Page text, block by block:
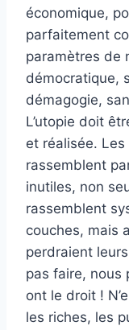
économique,
parfaitement
paramètres de
démocratique,
démagogie,
L’utopie doit
et réalisée.
rassemblent
inutiles, non
rassemblent
couches, mais
perdraient
pas faire, nous
ont le droit !
les riches, les